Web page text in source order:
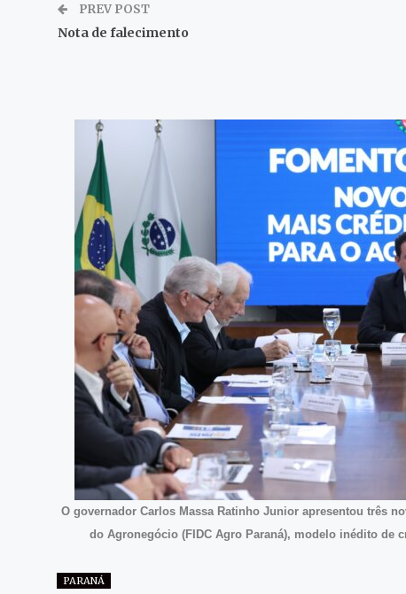
PREV POST
Nota de falecimento
O governador Carlos Massa Ratinho Junior apresentou três
do Agronegócio (FIDC Agro Paraná), modelo inédito de
PARANÁ